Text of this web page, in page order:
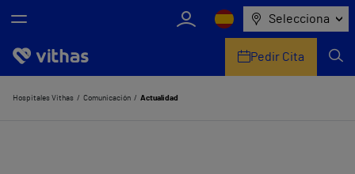
Selecciona
Nosotros
Pedir Cita
Hospitales Vithas Comunicación Actualidad